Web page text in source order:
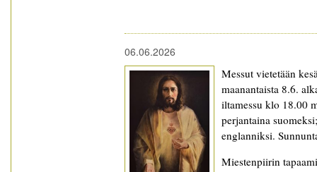
06.06.2026
Messut vietetään
maanantaista 8.6.
iltamessu klo 18.00
perjantaina
englanniksi.
Miestenpiirin